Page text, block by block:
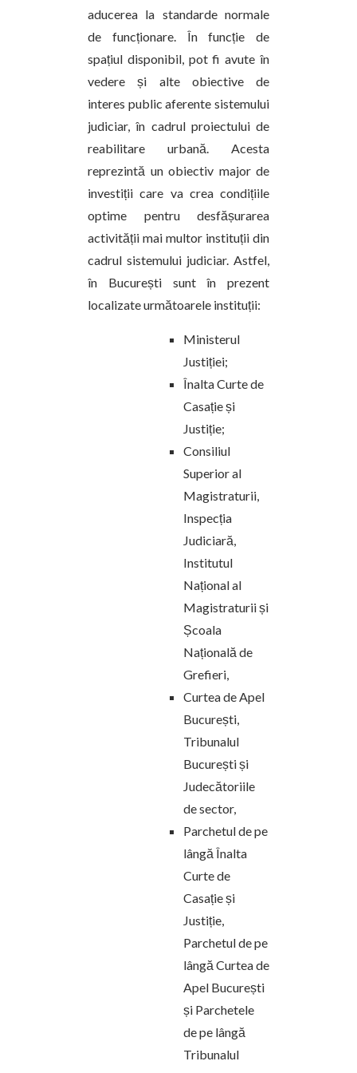
aducerea la standarde normale
de funcționare. În funcție de
spațiul disponibil, pot fi avute în
vedere și alte obiective de
interes public aferente sistemului
judiciar, în cadrul proiectului de
reabilitare urbană. Acesta
reprezintă un obiectiv major de
investiții care va crea condițiile
optime pentru desfășurarea
activității mai multor instituții din
cadrul sistemului judiciar. Astfel,
în București sunt în prezent
localizate următoarele instituții:
Ministerul
Justiției;
Înalta Curte de
Casație și
Justiție;
Consiliul
Superior al
Magistraturii,
Inspecția
Judiciară,
Institutul
Național al
Magistraturii și
Școala
Națională de
Grefieri,
Curtea de Apel
București,
Tribunalul
București și
Judecătoriile
de sector,
Parchetul de pe
lângă Înalta
Curte de
Casație și
Justiție,
Parchetul de pe
lângă Curtea de
Apel București
și Parchetele
de pe lângă
Tribunalul